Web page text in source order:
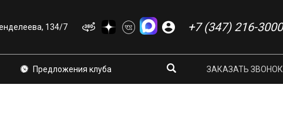
134/7 +7 (347) 216-3000
Предложения клуба ЗАКАЗАТЬ ЗВОНОК